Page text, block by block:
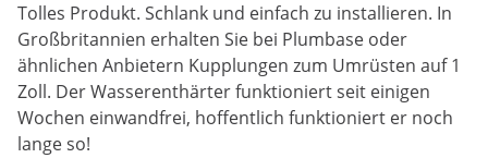
Tolles Produkt. Schlank und einfach zu installieren. In
Großbritannien erhalten Sie bei Plumbase oder
ähnlichen Anbietern Kupplungen zum Umrüsten auf 1
Zoll. Der Wasserenthärter funktioniert seit einigen
Wochen einwandfrei, hoffentlich funktioniert er noch
lange so!